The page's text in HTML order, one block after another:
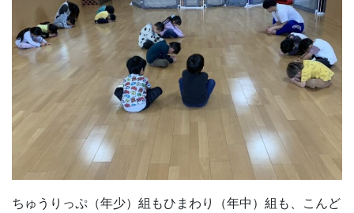
ちゅうりっぷ（年少）組もひまわり（年中）組も、こんど